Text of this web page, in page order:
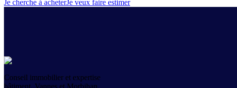
Je cherche à acheterJe veux faire estimer
Conseil immobilier et expertise